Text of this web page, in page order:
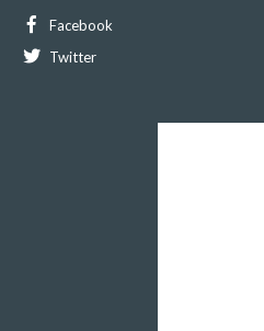
Facebook
Twitter